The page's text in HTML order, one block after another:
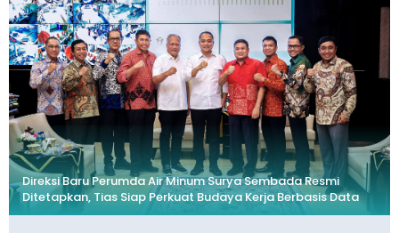
Direksi Baru Perumda Air Minum Surya Sembada Resmi
Ditetapkan, Tias Siap Perkuat Budaya Kerja Berbasis Data